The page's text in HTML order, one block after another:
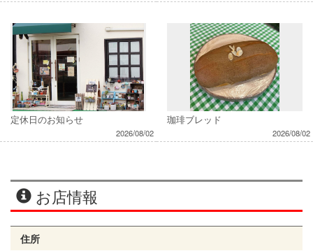
定休日のお知らせ
2026/08/02
珈琲ブレッド
2026/08/02
お店情報
住所